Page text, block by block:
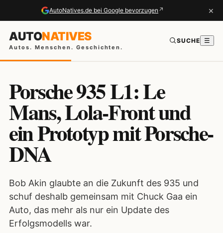
AutoNatives.de bei Google bevorzugen ↗ ×
AUTONATIVES
Autos. Menschen. Geschichten.
SUCHE ☰
Porsche 935 L1: Le
Mans, Lola-Front und
ein Prototyp mit Porsche-
DNA
Bob Akin glaubte an die Zukunft des 935 und
schuf deshalb gemeinsam mit Chuck Gaa ein
Auto, das mehr als nur ein Update des
Erfolgsmodells war.